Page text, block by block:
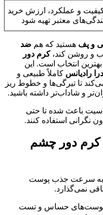
و عملکرد، ارزش خرید
معتبر تهیه شود
و پف هستید که هم ضد
و روشن کند،کرم دور
بهترین انتخاب است. این
رادیانس کاملاً طبیعی و
تا تیرگی‌ها و خطوط ریز
و شاداب‌تر داشته باشید.
باعث شده تا حتی
نگرانی استفاده کنند.
کرم دور چشم
به سرعت جذب پوست
نمی‌گذارد.
حساس و تست